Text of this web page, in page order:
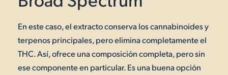
En este caso, el extracto conserva los cannabinoides y
terpenos principales, pero elimina completamente el
THC. Así, ofrece una composición completa, pero sin
ese componente en particular. Es una buena opción